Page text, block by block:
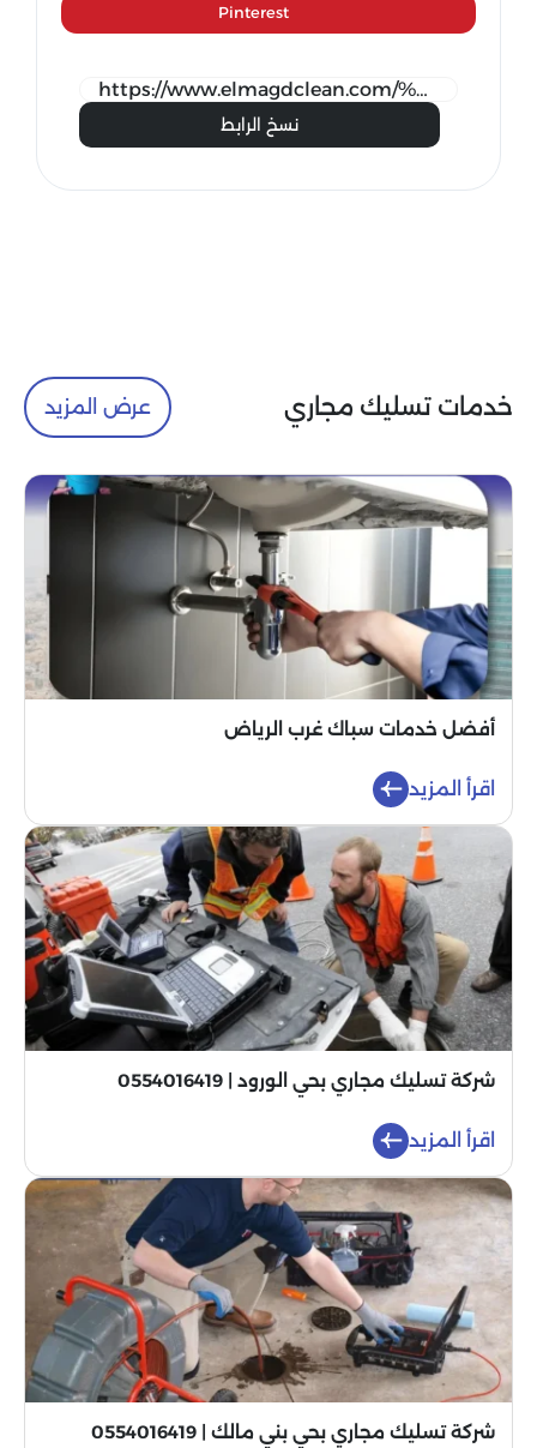
Pinterest
نسخ الرابط
خدمات تسليك مجاري عرض المزيد
أفضل خدمات سباك غرب الرياض
اقرأ المزيد
شركة تسليك مجاري بحي الورود | 0554016419
اقرأ المزيد
شركة تسليك مجاري بحي بني مالك | 0554016419